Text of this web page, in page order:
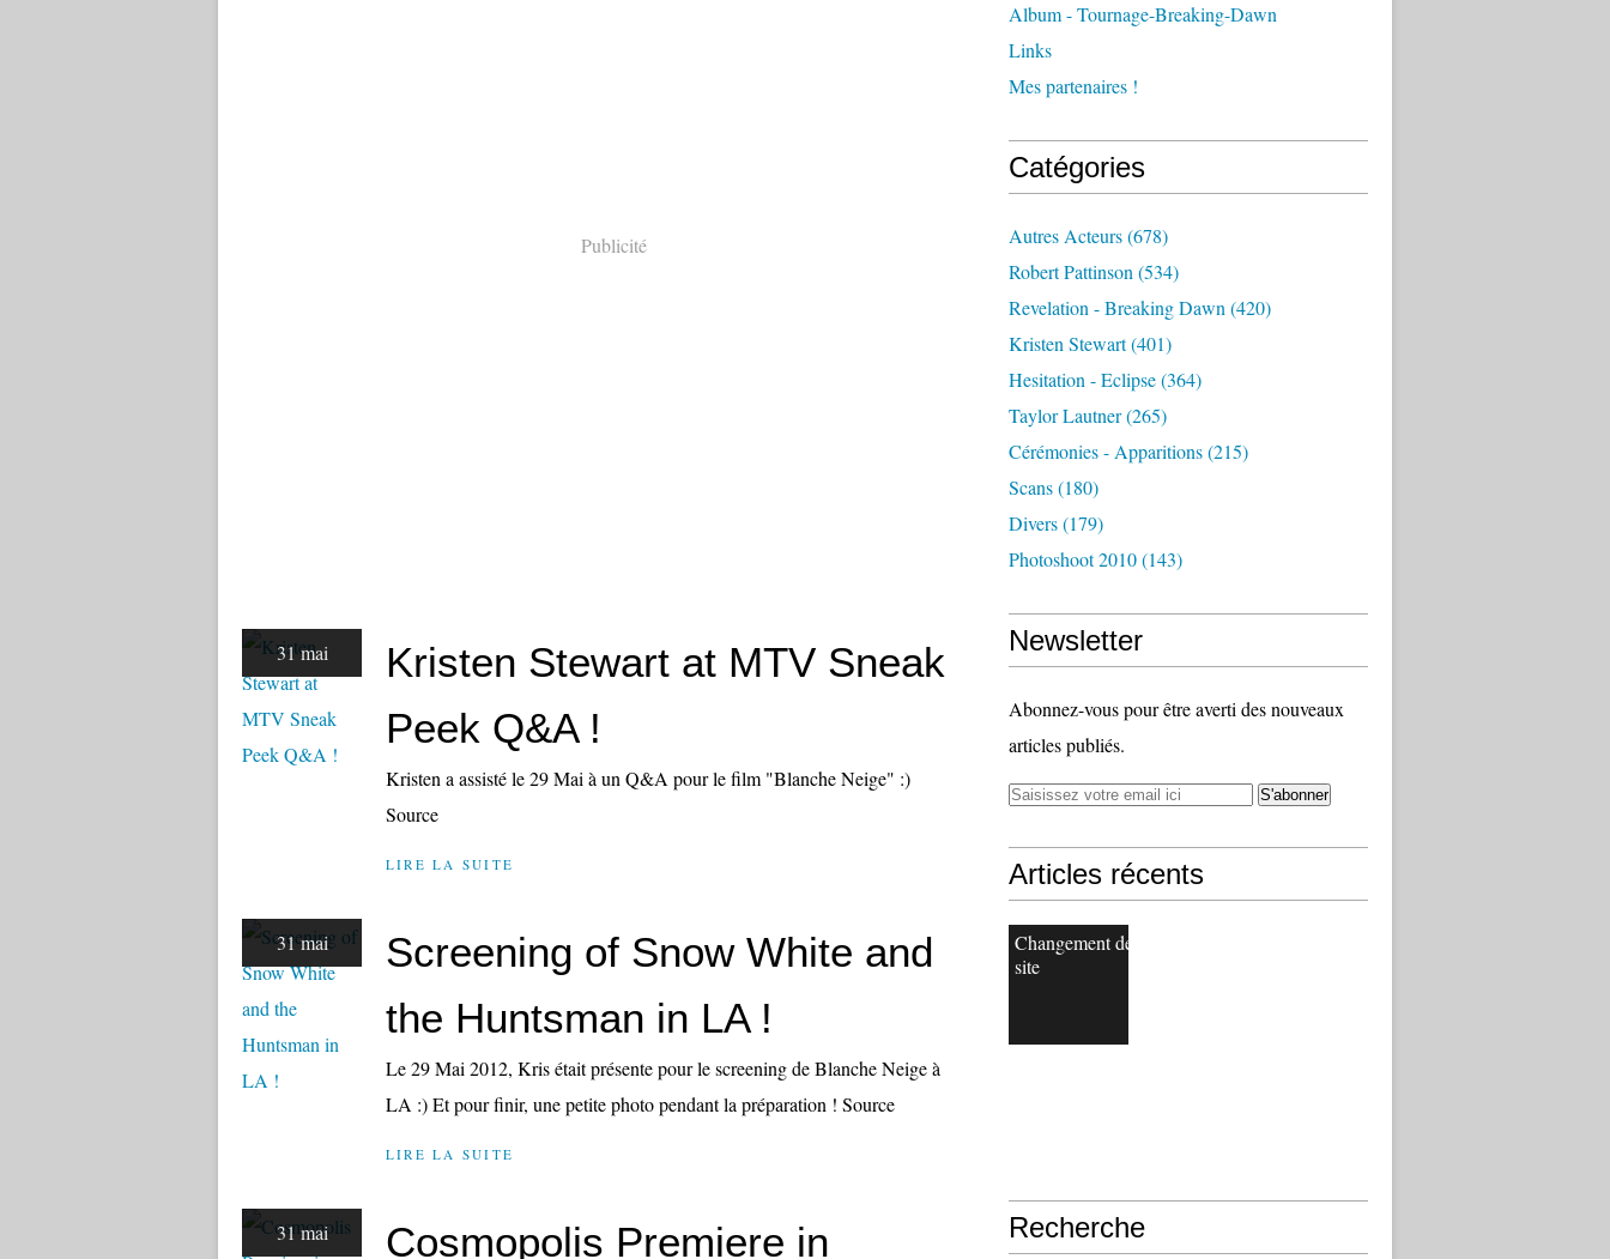
Publicité
31 mai
Kristen Stewart at MTV Sneak
Peek Q&A !
Kristen a assisté le 29 Mai à un Q&A pour le film "Blanche Neige" :)
Source
LIRE LA SUITE
31 mai
Screening of Snow White and
the Huntsman in LA !
Le 29 Mai 2012, Kris était présente pour le screening de Blanche Neige à
LA :) Et pour finir, une petite photo pendant la préparation ! Source
LIRE LA SUITE
31 mai Cosmopolis Premiere in
Album - Tournage-Breaking-Dawn
Links
Mes partenaires !
Catégories
Autres Acteurs(678)
Robert Pattinson (534)
Revelation - Breaking Dawn (420)
Kristen Stewart(401)
Hesitation - Eclipse(364)
Taylor Lautner(265)
Cérémonies - Apparitions(215)
Scans(180)
Divers(179)
Photoshoot 2010(143)
Newsletter
Abonnez-vous pour être averti des nouveaux
articles publiés.
Articles récents
Changement de
site
Recherche